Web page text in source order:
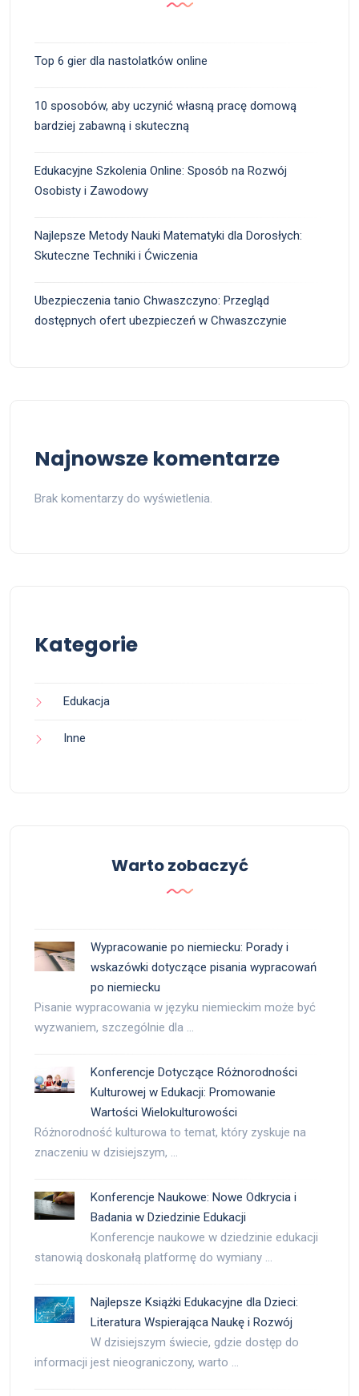
Top 6 gier dla nastolatków online
10 sposobów, aby uczynić własną pracę domową
bardziej zabawną i skuteczną
Edukacyjne Szkolenia Online: Sposób na Rozwój
Osobisty i Zawodowy
Najlepsze Metody Nauki Matematyki dla Dorosłych:
Skuteczne Techniki i Ćwiczenia
Ubezpieczenia tanio Chwaszczyno: Przegląd
dostępnych ofert ubezpieczeń w Chwaszczynie
Najnowsze komentarze
Brak komentarzy do wyświetlenia.
Kategorie
Edukacja
Inne
Warto zobaczyć
Wypracowanie po niemiecku: Porady i
wskazówki dotyczące pisania wypracowań
po niemiecku
Pisanie wypracowania w języku niemieckim może być
wyzwaniem, szczególnie dla …
Konferencje Dotyczące Różnorodności
Kulturowej w Edukacji: Promowanie
Wartości Wielokulturowości
Różnorodność kulturowa to temat, który zyskuje na
znaczeniu w dzisiejszym, …
Konferencje Naukowe: Nowe Odkrycia i
Badania w Dziedzinie Edukacji
Konferencje naukowe w dziedzinie edukacji
stanowią doskonałą platformę do wymiany …
Najlepsze Książki Edukacyjne dla Dzieci:
Literatura Wspierająca Naukę i Rozwój
W dzisiejszym świecie, gdzie dostęp do
informacji jest nieograniczony, warto …